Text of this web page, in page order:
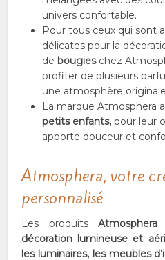
univers confortable.
Pour tous ceux qui sont
délicates pour la
de bougies chez
profiter de plusieurs
une atmosphère
La marque Atmosphera
petits enfants, pour leur
apporte douceur et
Atmosphera, votre
personnalisé
Les produits
décoration lumineuse et
les luminaires, les meubles